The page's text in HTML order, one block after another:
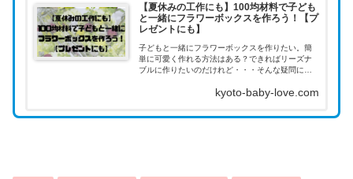
【夏休みの工作にも】100均材料で子ども
と一緒にフラワーボックスを作ろう！【プ
レゼントにも】
子どもと一緒にフラワーボックスを作りたい。簡
単に可愛く作れる方法はある？できればリーズナ
ブルに作りたいのだけれど・・・そんな疑問に答
料を使って簡単にフラワーボックスが作れ...
kyoto-baby-love.com